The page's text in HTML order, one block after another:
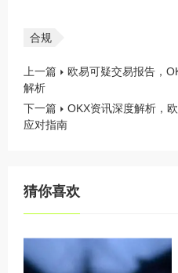
合规
上一篇
欧易可疑交易报告，
解析
下一篇
OKX资讯深度解析，
应对指南
猜你喜欢